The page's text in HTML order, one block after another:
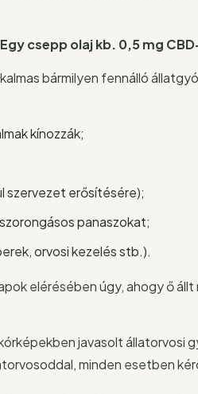
Egy csepp olaj kb. 0,5 mg
bármilyen fennálló
kínozzák;
szervezet erősítésére);
panaszokat;
orvosi kezelés stb.).
elérésében úgy, ahogy ő
javasolt állatorvosi
minden esetben